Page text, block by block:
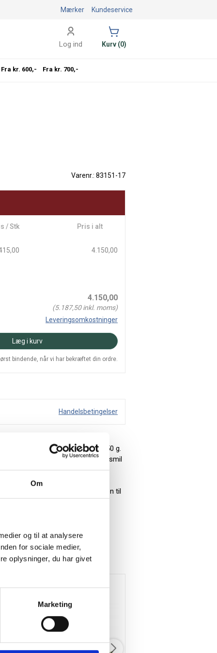
Om
og til at analysere
for sociale medier,
oplysninger, du har givet
Marketing
Varenr.: 83151-17
/ Stk Pris i alt
4.150,00
4.150,00
(5.187,50inkl. moms)
Leveringsomkostninger
Læg i kurv
bindende, når vi har bekræftet din ordre.
Handelsbetingelser
- guldtryk "God Jul" m/1750 g.
En gave, der skaber smil
redskab til at pleje og styrke
indsats gennem året. Som
I har opbygget. En julehilsen til
virksomhed.
Kundeservice
Mærker
Log ind Kurv (0)
Fra kr. 600,- Fra kr. 700,-